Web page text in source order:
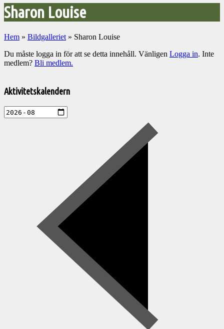
Sharon Louise
Hem » Bildgalleriet » Sharon Louise
Du måste logga in för att se detta innehåll. Vänligen Logga in. Inte
medlem? Bli medlem.
till
aktiviteter
Aktivitetskalendern